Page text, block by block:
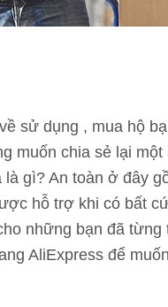
sử dụng , mua hộ
muốn chia sẻ lại
gì? An toàn ở đây
hỗ trợ khi có bất
những bạn đã từng
AliExpress để